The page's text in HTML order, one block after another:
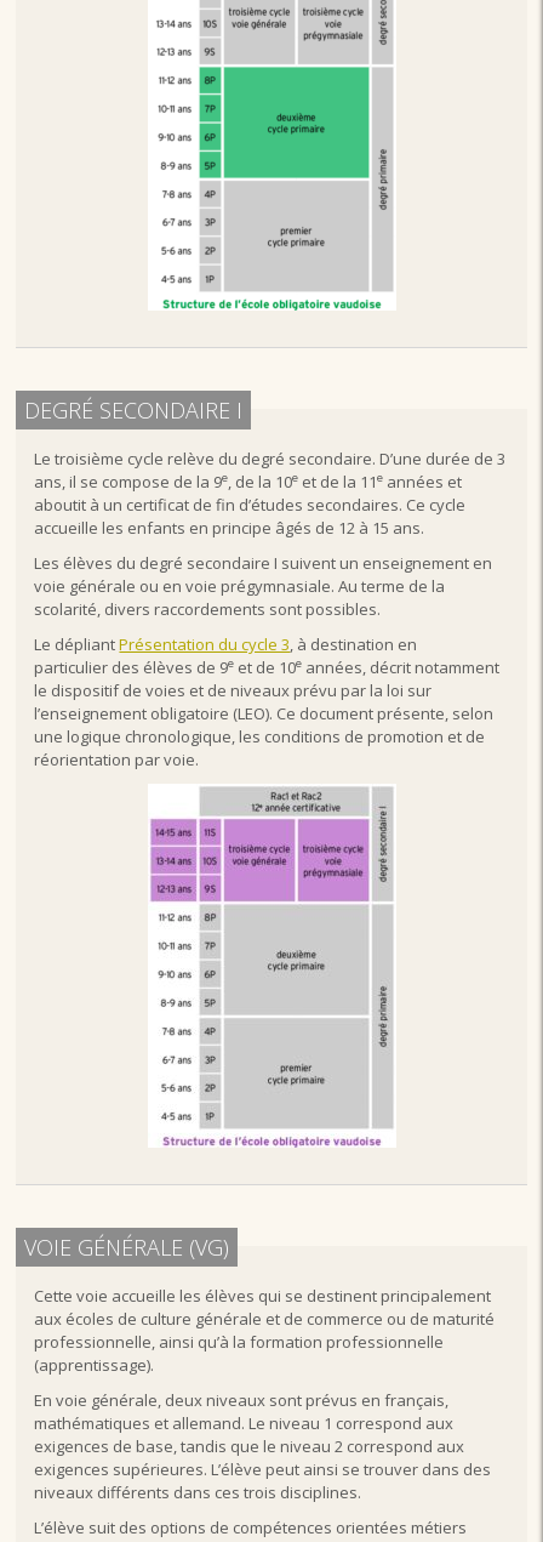
DEGRÉ SECONDAIRE I
Le troisième cycle relève du degré secondaire. D’une durée de 3
ans, il se compose de la 9e, de la 10e et de la 11e années et
aboutit à un certificat de fin d’études secondaires. Ce cycle
accueille les enfants en principe âgés de 12 à 15 ans.
Les élèves du degré secondaire I suivent un enseignement en
voie générale ou en voie prégymnasiale. Au terme de la
scolarité, divers raccordements sont possibles.
Le dépliantPrésentation du cycle 3, à destination en
particulier des élèves de 9e et de 10e années, décrit notamment
le dispositif de voies et de niveaux prévu par la loi sur
l’enseignement obligatoire (LEO). Ce document présente, selon
une logique chronologique, les conditions de promotion et de
réorientation par voie.
VOIE GÉNÉRALE (VG)
Cette voie accueille les élèves qui se destinent principalement
aux écoles de culture générale et de commerce ou de maturité
professionnelle, ainsi qu’à la formation professionnelle
(apprentissage).
En voie générale, deux niveaux sont prévus en français,
mathématiques et allemand. Le niveau 1 correspond aux
exigences de base, tandis que le niveau 2 correspond aux
exigences supérieures. L’élève peut ainsi se trouver dans des
niveaux différents dans ces trois disciplines.
L’élève suit des options de compétences orientées métiers